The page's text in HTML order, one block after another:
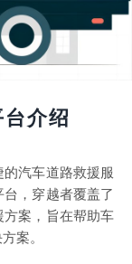
介绍
汽车道路救援服
，穿越者覆盖了
案，旨在帮助车
案。